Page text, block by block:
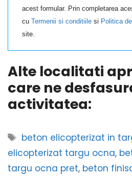
acest formular. Prin completarea
cuTermenii si conditiile si Politica
site.
Alte localitati
care ne
activitatea:
Etichete
beton elicopterizat in
elicopterizat targu ocna,
targu ocna pret, beton